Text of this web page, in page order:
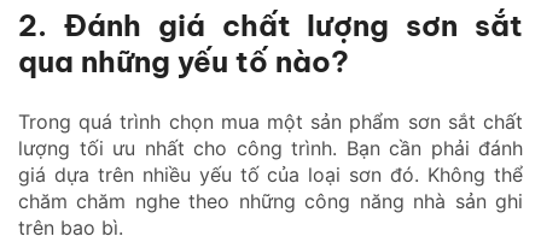
2. Đánh giá chất lượng sơn sắt
qua những yếu tố nào?
Trong quá trình chọn mua một sản phẩm sơn sắt chất
lượng tối ưu nhất cho công trình. Bạn cần phải đánh
giá dựa trên nhiều yếu tố của loại sơn đó. Không thể
chăm chăm nghe theo những công năng nhà sản ghi
trên bao bì.